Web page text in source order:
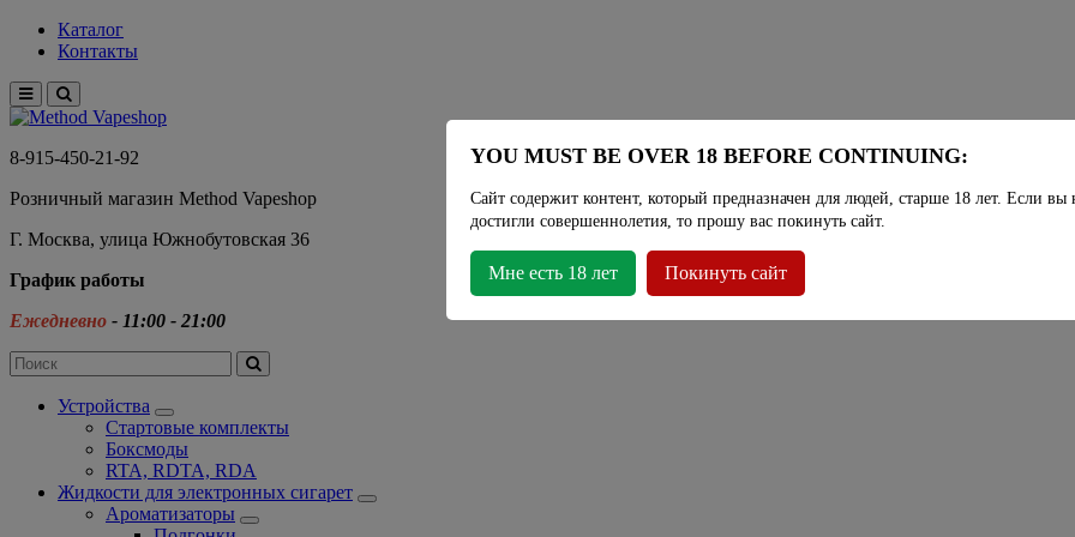
Каталог
Контакты
8-915-450-21-92
Розничный магазин Method Vapeshop
Г. Москва, улица Южнобутовская 36
График работы
Ежедневно - 11:00 - 21:00
Устройства
Стартовые комплекты
Боксмоды
RTA, RDTA, RDA
Жидкости для электронных сигарет
Ароматизаторы
YOU MUST BE OVER 18 BEFORE CONTINUING:
Сайт содержит контент, который предназначен для людей, старше 18 лет. Если вы
достигли совершеннолетия, то прошу вас покинуть сайт.
Мне есть 18 лет Покинуть сайт